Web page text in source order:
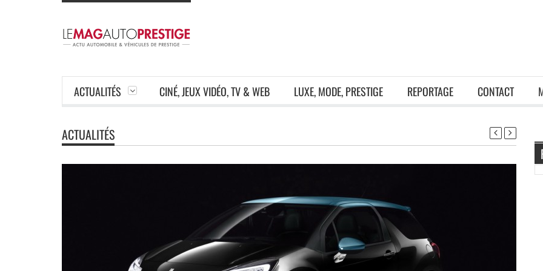
ACTUALITÉS CINÉ, JEUX VIDÉO, TV & WEB LUXE, MODE, PRESTIGE REPORTAGE CONTACT
ACTUALITÉS